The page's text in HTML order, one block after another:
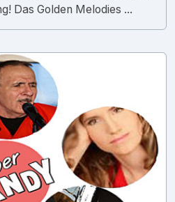
Das Golden Melodies ...